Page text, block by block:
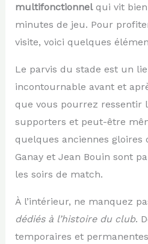
multifonctionnelqui vit bien
minutes de jeu. Pour
visite, voici quelques
Le parvis du stade est un
incontournable avant et
que vous pourrez ressentir
supporters et peut-être
quelques anciennes gloires
Ganay et Jean Bouin sont
les soirs de match.
À l’intérieur, ne manquez
dédiés à l’histoire du club.
temporaires et